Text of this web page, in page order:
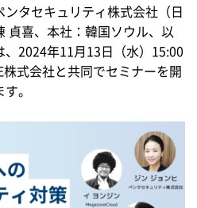
タセキュリティ株式会社（日
貞喜、本社：韓国ソウル、以
、2024年11月13日（水）15:00
株式会社と共同でセミナーを開
。